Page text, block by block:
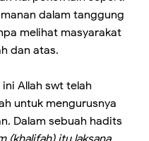
dalam tanggung
melihat masyarakat
dan atas.
Allah swt telah
untuk mengurusnya
Dalam sebuah hadits